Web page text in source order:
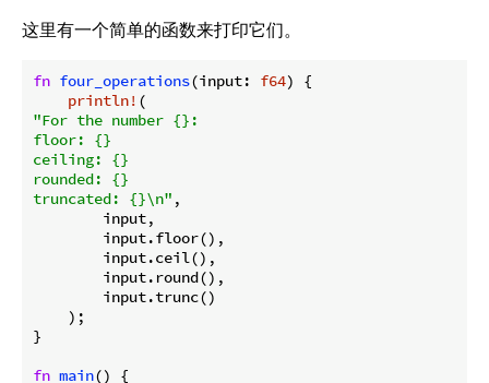
这里有一个简单的函数来打印它们。
fn four_operations(input: f64) {
println!
"For the number {}:
floor: {}
ceiling: {}
rounded: {}
truncated: {}\n" ,
        input,
        input.floor(),
        input.ceil(),
        input.round(),
        input.trunc()
    );
}
fn main() {